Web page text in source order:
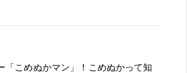
「こめぬかマン」！こめぬかって知